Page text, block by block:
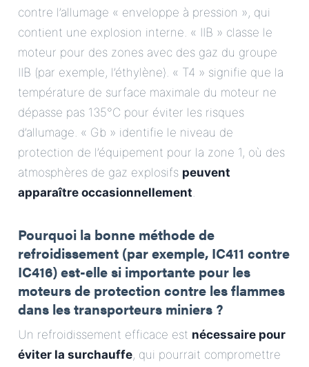
contre l’allumage « enveloppe à pression », qui
contient une explosion interne. « IIB » classe le
moteur pour des zones avec des gaz du groupe
IIB (par exemple, l’éthylène). « T4 » signifie que la
température de surface maximale du moteur ne
dépasse pas 135°C pour éviter les risques
d’allumage. « Gb » identifie le niveau de
protection de l’équipement pour la zone 1, où des
atmosphères de gaz explosifs peuvent
apparaître occasionnellement.
Pourquoi la bonne méthode de
refroidissement (par exemple, IC411 contre
IC416) est-elle si importante pour les
moteurs de protection contre les flammes
dans les transporteurs miniers ?
Un refroidissement efficace est nécessaire pour
éviter la surchauffe, qui pourrait compromettre